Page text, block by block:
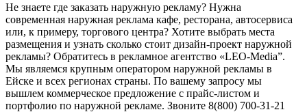
Не знаете где заказать наружную рекламу? Нужна
современная наружная реклама кафе, ресторана, автосервиса
или, к примеру, торгового центра? Хотите выбрать места
размещения и узнать сколько стоит дизайн-проект наружной
рекламы? Обратитесь в рекламное агентство «LEO-Media”.
Мы являемся крупным оператором наружной рекламы в
Ейске и всех регионах страны. По вашему запросу мы
вышлем коммерческое предложение с прайс-листом и
портфолио по наружной рекламе. Звоните 8(800) 700-31-21